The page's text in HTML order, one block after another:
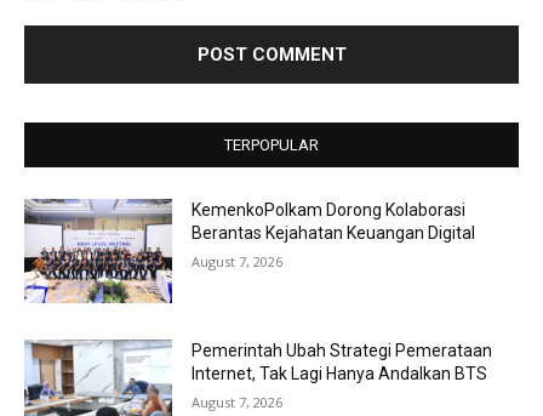
TERPOPULAR
KemenkoPolkam Dorong Kolaborasi
Berantas Kejahatan Keuangan Digital
August 7, 2026
Pemerintah Ubah Strategi Pemerataan
Internet, Tak Lagi Hanya Andalkan BTS
August 7, 2026